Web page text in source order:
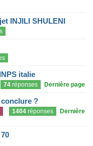
INJILI SHULENI
italie
74 réponses Dernière page
conclure ?
1404 réponses
Dernière